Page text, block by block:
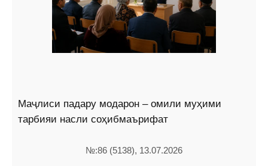
Маҷлиси падару модарон – омили муҳими
тарбияи насли соҳибмаърифат
№:86 (5138), 13.07.2026